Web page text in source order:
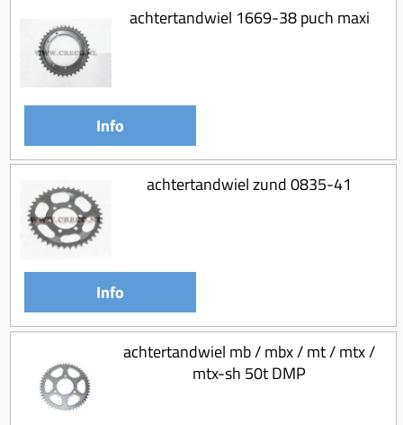
Tomos opvoeren (kits)
Koppeling compleet
Koppeling trekveer
Ketting / tandwiel
Koeling (delen)
achtertandwiel 1669-38 puch maxi
Info
achtertandwiel zund 0835-41
Info
achtertandwiel mb / mbx / mt / mtx /
mtx-sh 50t DMP